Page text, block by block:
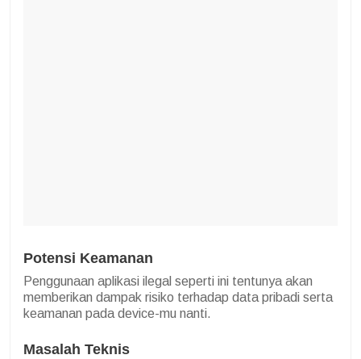
Potensi Keamanan
Penggunaan aplikasi ilegal seperti ini tentunya akan
memberikan dampak risiko terhadap data pribadi serta
keamanan pada device-mu nanti.
Masalah Teknis